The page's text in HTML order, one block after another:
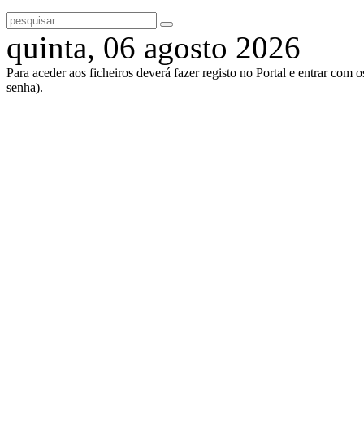
quinta, 06 agosto 2026
Para aceder aos ficheiros deverá fazer registo no Portal e entrar com
senha).